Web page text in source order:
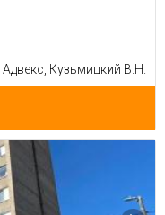
Адвекс, Кузьмицкий В.Н.